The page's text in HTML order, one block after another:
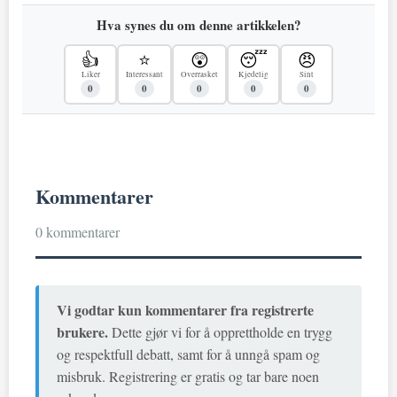
Hva synes du om denne artikkelen?
👍
Liker
0
⭐
Interessant
0
😲
Overrasket
0
😴
Kjedelig
0
😠
Sint
0
Kommentarer
0 kommentarer
Vi godtar kun kommentarer fra registrerte
brukere.Dette gjør vi for å opprettholde en trygg
og respektfull debatt, samt for å unngå spam og
misbruk. Registrering er gratis og tar bare noen